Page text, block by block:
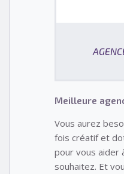
Meilleure
Vous aurez
fois créatif et
pour vous aider
souhaitez. Et